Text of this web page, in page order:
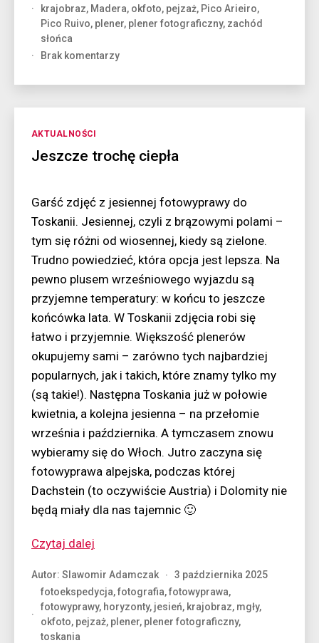
krajobraz, Madera, okfoto, pejzaż, Pico Arieiro,
Pico Ruivo, plener, plener fotograficzny, zachód
słońca
Brak komentarzydo
–
Kategorie
AKTUALNOŚCI
Jeszcze trochę ciepła
Garść zdjęć z jesiennej fotowyprawy do
Toskanii. Jesiennej, czyli z brązowymi polami –
tym się różni od wiosennej, kiedy są zielone.
Trudno powiedzieć, która opcja jest lepsza. Na
pewno plusem wrześniowego wyjazdu są
przyjemne temperatury: w końcu to jeszcze
końcówka lata. W Toskanii zdjęcia robi się
łatwo i przyjemnie. Większość plenerów
okupujemy sami – zarówno tych najbardziej
popularnych, jak i takich, które znamy tylko my
(są takie!). Następna Toskania już w połowie
kwietnia, a kolejna jesienna – na przełomie
września i października. A tymczasem znowu
wybieramy się do Włoch. Jutro zaczyna się
fotowyprawa alpejska, podczas której
Dachstein (to oczywiście Austria) i Dolomity nie
będą miały dla nas tajemnic 🙂
Czytaj dalej
ciepła”
Autor: Slawomir Adamczak
3 października 2025
fotoekspedycja,fotografia,fotowyprawa,
fotowyprawy, horyzonty, jesień, krajobraz, mgły,
okfoto, pejzaż, plener, plener fotograficzny,
toskania